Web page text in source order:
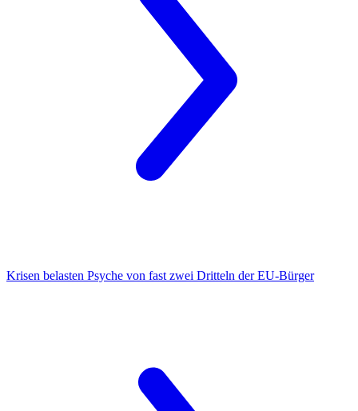
Krisen belasten Psyche von fast zwei Dritteln der EU-Bürger